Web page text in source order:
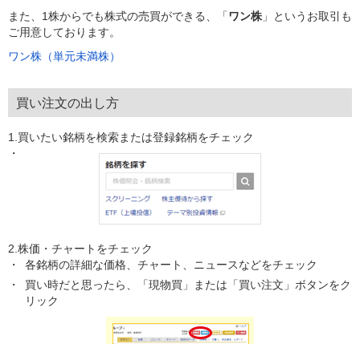
また、1株からでも株式の売買ができる、「 ワン株」というお取引も
ご用意しております。
ワン株（単元未満株）
買い注文の出し方
1.買いたい銘柄を検索または登録銘柄をチェック
2.株価・チャートをチェック
各銘柄の詳細な価格、チャート、ニュースなどをチェック
買い時だと思ったら、「現物買」または「買い注文」ボタンをク
リック